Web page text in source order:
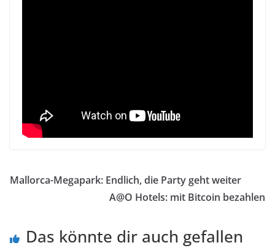
Mallorca-Megapark: Endlich, die Party geht weiter
A@O Hotels: mit Bitcoin bezahlen
Das könnte dir auch gefallen